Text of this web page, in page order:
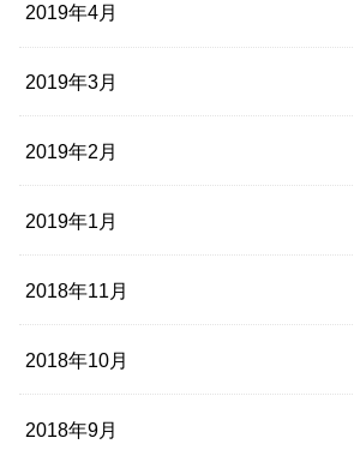
2019年4月
2019年3月
2019年2月
2019年1月
2018年11月
2018年10月
2018年9月